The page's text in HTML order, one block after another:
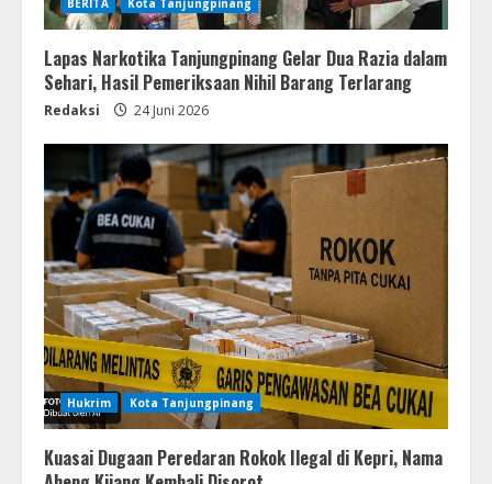
BERITA Kota Tanjungpinang
Lapas Narkotika Tanjungpinang Gelar Dua Razia dalam
Sehari, Hasil Pemeriksaan Nihil Barang Terlarang
Redaksi 24 Juni 2026
Hukrim Kota Tanjungpinang
Kuasai Dugaan Peredaran Rokok Ilegal di Kepri, Nama